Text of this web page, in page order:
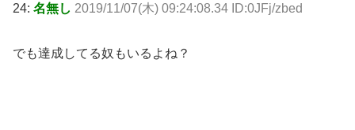
24: 名無し 2019/11/07(木) 09:24:08.34 ID:0JFj/zbed
でも達成してる奴もいるよね？